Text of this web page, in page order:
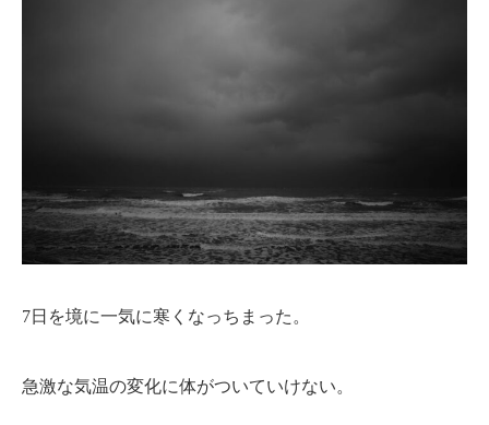
7日を境に一気に寒くなっちまった。
急激な気温の変化に体がついていけない。